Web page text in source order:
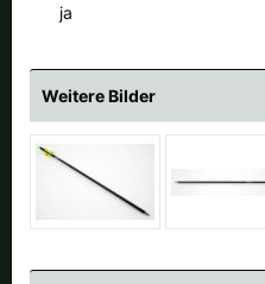
ja
Weitere Bilder